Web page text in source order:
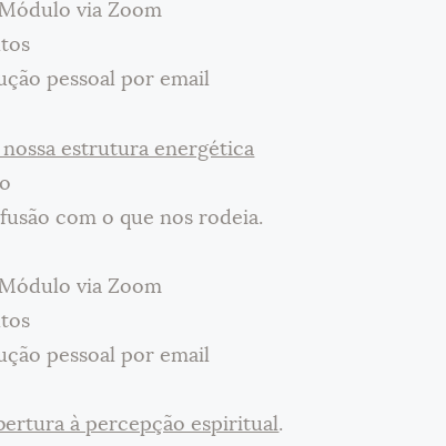
via Zoom
pessoal por email
estrutura energética
com o que nos rodeia.
via Zoom
pessoal por email
à percepção espiritual.